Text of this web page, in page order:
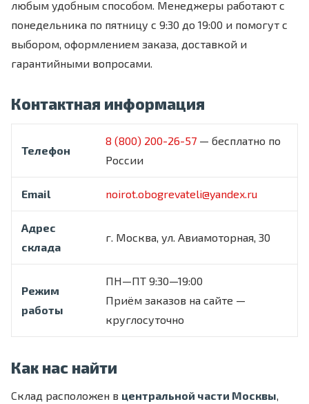
любым удобным способом. Менеджеры работают с
понедельника по пятницу с 9:30 до 19:00 и помогут с
выбором, оформлением заказа, доставкой и
гарантийными вопросами.
Контактная информация
Телефон
8 (800) 200-26-57 — бесплатно по
России
Email noirot.obogrevateli@yandex.ru
Адрес
склада
г. Москва, ул. Авиамоторная, 30
Режим
работы
ПН—ПТ 9:30—19:00
Приём заказов на сайте —
круглосуточно
Как нас найти
Склад расположен в центральной части Москвы,